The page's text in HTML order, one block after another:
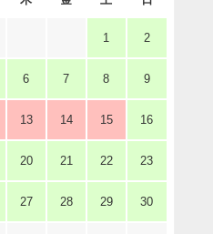
1 2
6 7 8 9
13 14 15 16
20 21 22 23
27 28 29 30